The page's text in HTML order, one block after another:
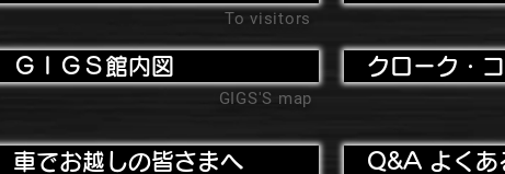
To visitors
ＧＩＧＳ館内図
GIGS'S map
クローク・
車でお越しの皆さまへ Q&A よくあ